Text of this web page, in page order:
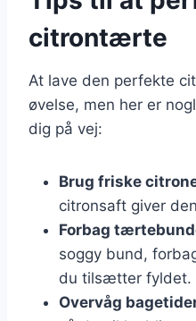
citrontærte
At lave den perfekte
øvelse, men her er
dig på vej:
Brug friske
citronsaft giver
Forbag
soggy bund,
du tilsætter fyldet.
Overvåg